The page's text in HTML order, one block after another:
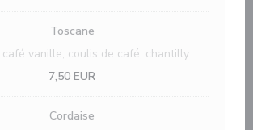
Toscane
café vanille, coulis de café, chantilly
7,50 EUR
Cordaise